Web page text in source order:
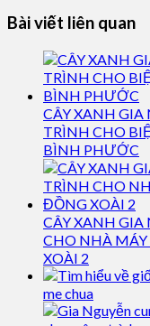
Bài viết liên quan
CÂY XANH GIA
TRÌNH CHO
BÌNH PHƯỚC
CÂY XANH GIA
CHO NHÀ
XOÀI 2
me chua